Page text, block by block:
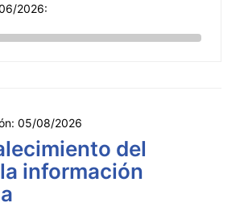
2026:
05/08/2026
del
información